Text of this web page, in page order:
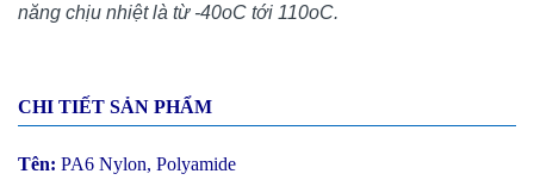
năng chịu nhiệt là từ -40oC tới 110oC.
CHI TIẾT SẢN PHẨM
Tên: PA6 Nylon, Polyamide